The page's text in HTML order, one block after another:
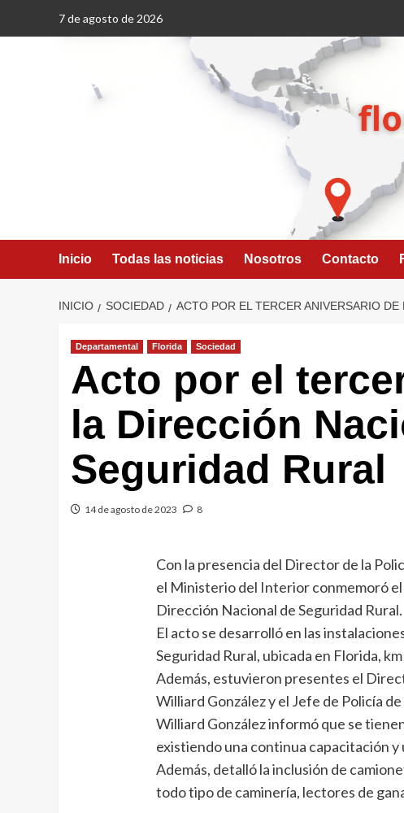
7 de agosto de 2026
Inicio Todas las noticias Nosotros Contacto
INICIO SOCIEDAD ACTO POR EL TERCER ANIVERSARIO
Departamental Florida Sociedad
Acto por el
la Dirección
Seguridad Rural
14 de agosto de 2023 8
Con la presencia del Director de la
el Ministerio del Interior conmemoró
Dirección Nacional de Seguridad Rural.
El acto se desarrolló en las
Seguridad Rural, ubicada en Florida,
Además, estuvieron presentes el
Williard González y el Jefe de Policía
Williard González informó que se
existiendo una continua capacitación y
Además, detalló la inclusión de
todo tipo de caminería, lectores de